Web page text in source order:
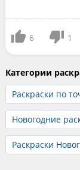
6 1
Категории
Раскраски по
Новогодние
Раскраски